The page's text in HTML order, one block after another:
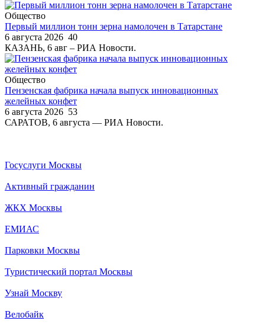
Общество
Первый миллион тонн зерна намолочен в Татарстане
6 августа 2026 40
КАЗАНЬ, 6 авг – РИА Новости.
Общество
Пензенская фабрика начала выпуск инновационных
желейных конфет
6 августа 2026 53
САРАТОВ, 6 августа — РИА Новости.
Госуслуги Москвы
Активный гражданин
ЖКХ Москвы
ЕМИАС
Парковки Москвы
Туристический портал Москвы
Узнай Москву
Велобайк